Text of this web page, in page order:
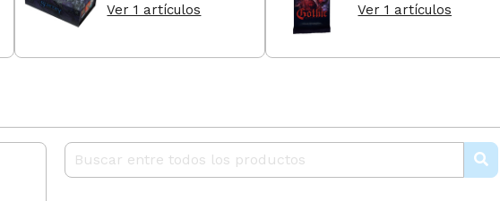
Ver 1 artículos Ver 1 artículos